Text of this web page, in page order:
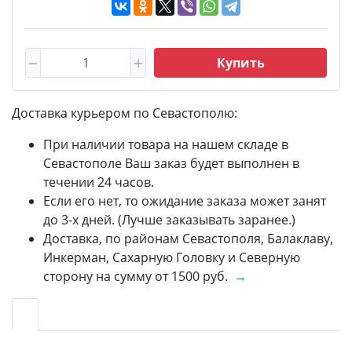
Купить
Доставка курьером по Севастополю:
При наличии товара на нашем складе в
Севастополе Ваш заказ будет выполнен в
течении 24 часов.
Если его нет, то ожидание заказа может занят
до 3-х дней. (Лучше заказывать заранее.)
Доставка, по районам Севастополя, Балаклаву,
Инкерман, Сахарную Головку и Северную
сторону на сумму от 1500 руб. →